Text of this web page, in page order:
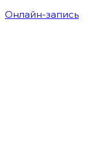
Онлайн-запись